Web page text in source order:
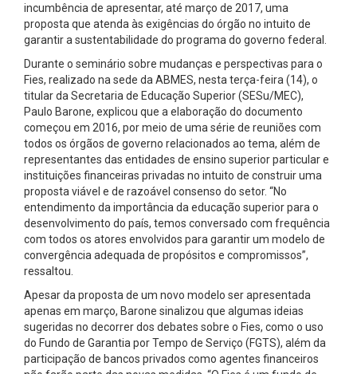
incumbência de apresentar, até março de 2017, uma
proposta que atenda às exigências do órgão no intuito de
garantir a sustentabilidade do programa do governo federal.
Durante o seminário sobre mudanças e perspectivas para o
Fies, realizado na sede da ABMES, nesta terça-feira (14), o
titular da Secretaria de Educação Superior (SESu/MEC),
Paulo Barone, explicou que a elaboração do documento
começou em 2016, por meio de uma série de reuniões com
todos os órgãos de governo relacionados ao tema, além de
representantes das entidades de ensino superior particular e
instituições financeiras privadas no intuito de construir uma
proposta viável e de razoável consenso do setor. “No
entendimento da importância da educação superior para o
desenvolvimento do país, temos conversado com frequência
com todos os atores envolvidos para garantir um modelo de
convergência adequada de propósitos e compromissos”,
ressaltou.
Apesar da proposta de um novo modelo ser apresentada
apenas em março, Barone sinalizou que algumas ideias
sugeridas no decorrer dos debates sobre o Fies, como o uso
do Fundo de Garantia por Tempo de Serviço (FGTS), além da
participação de bancos privados como agentes financeiros